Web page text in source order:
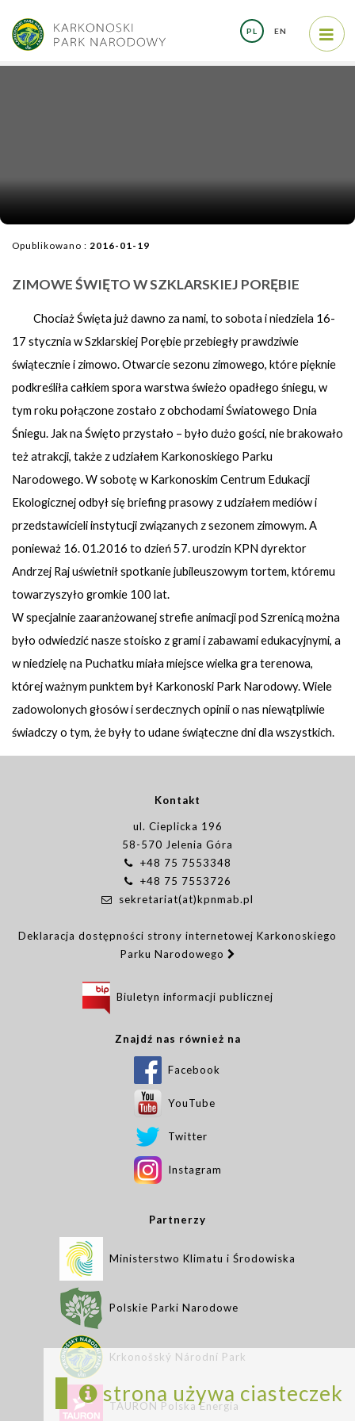
PL EN
Opublikowano : 2016-01-19
ZIMOWE ŚWIĘTO W SZKLARSKIEJ PORĘBIE
Chociaż Święta już dawno za nami, to sobota i niedziela 16-
17 stycznia w Szklarskiej Porębie przebiegły prawdziwie
świątecznie i zimowo. Otwarcie sezonu zimowego, które pięknie
podkreśliła całkiem spora warstwa świeżo opadłego śniegu, w
tym roku połączone zostało z obchodami Światowego Dnia
Śniegu. Jak na Święto przystało – było dużo gości, nie brakowało
też atrakcji, także z udziałem Karkonoskiego Parku
Narodowego. W sobotę w Karkonoskim Centrum Edukacji
Ekologicznej odbył się briefing prasowy z udziałem mediów i
przedstawicieli instytucji związanych z sezonem zimowym. A
ponieważ 16. 01.2016 to dzień 57. urodzin KPN dyrektor
Andrzej Raj uświetnił spotkanie jubileuszowym tortem, któremu
towarzyszyło gromkie 100 lat.
W specjalnie zaaranżowanej strefie animacji pod Szrenicą można
było odwiedzić nasze stoisko z grami i zabawami edukacyjnymi, a
w niedzielę na Puchatku miała miejsce wielka gra terenowa,
której ważnym punktem był Karkonoski Park Narodowy. Wiele
zadowolonych głosów i serdecznych opinii o nas niewątpliwie
świadczy o tym, że były to udane świąteczne dni dla wszystkich.
Kontakt
ul. Cieplicka 196
58-570 Jelenia Góra
+48 75 7553348
+48 75 7553726
sekretariat(at)kpnmab.pl
Deklaracja dostępności strony internetowej Karkonoskiego
Parku Narodowego
Biuletyn informacji publicznej
Znajdź nas również na
Facebook
YouTube
Twitter
Instagram
Partnerzy
Ministerstwo Klimatu i Środowiska
Polskie Parki Narodowe
Krkonošský Národní Park
TAURON Polska Energia
strona używa ciasteczek